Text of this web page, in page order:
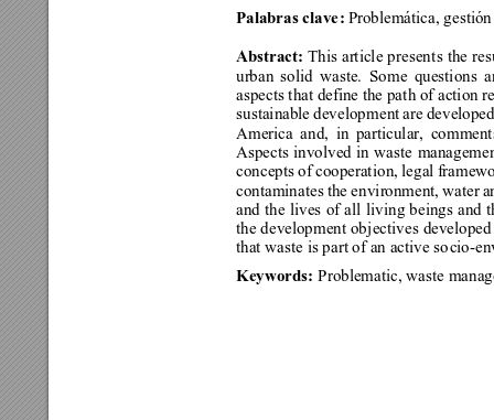
Palabras clave: Problemática, g
Abstract: This article presents the
urban solid waste. Some questions
aspects that define the path of action
sustainable development are
America and, in particular,
Aspects involved in waste
concepts of cooperation, legal fr
contaminates the environment, water
and the lives of all living beings and
the development objectives
that waste is part of an active socio-
Keywords: Problematic, waste